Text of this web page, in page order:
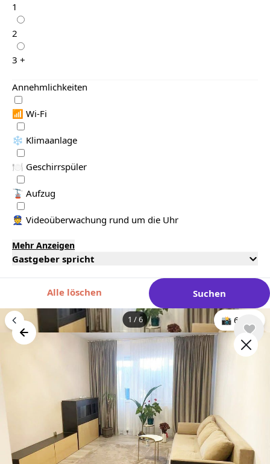
1
2
3 +
Annehmlichkeiten
📶 Wi-Fi
❄️ Klimaanlage
🍽️ Geschirrspüler
🚡 Aufzug
👮 Videoüberwachung rund um die Uhr
Mehr Anzeigen
Gastgeber spricht
Alle löschen Suchen
1 /6 📸 6 foto